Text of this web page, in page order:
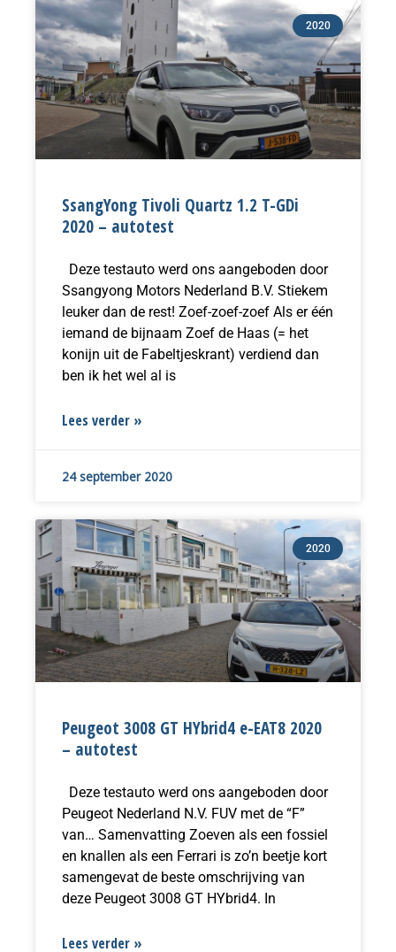
2020
SsangYong Tivoli Quartz 1.2 T-GDi
2020 – autotest
Deze testauto werd ons aangeboden door
Ssangyong Motors Nederland B.V. Stiekem
leuker dan de rest! Zoef-zoef-zoef Als er één
iemand de bijnaam Zoef de Haas (= het
konijn uit de Fabeltjeskrant) verdiend dan
ben ik het wel al is
Lees verder »
24 september 2020
2020
Peugeot 3008 GT HYbrid4 e-EAT8 2020
– autotest
Deze testauto werd ons aangeboden door
Peugeot Nederland N.V. FUV met de “F”
van… Samenvatting Zoeven als een fossiel
en knallen als een Ferrari is zo’n beetje kort
samengevat de beste omschrijving van
deze Peugeot 3008 GT HYbrid4. In
Lees verder »